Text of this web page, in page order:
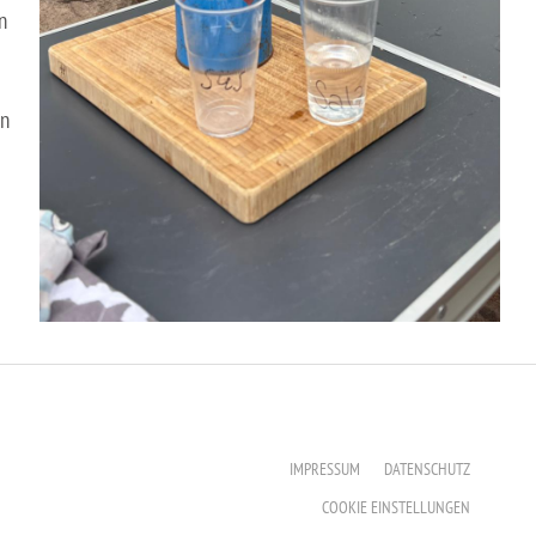
IMPRESSUM
DATENSCHUTZ
COOKIE EINSTELLUNGEN